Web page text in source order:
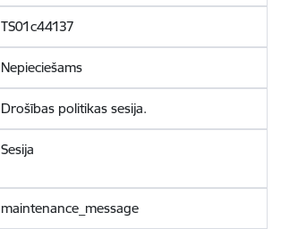
TS01c44137
Nepieciešams
Drošības politikas sesija.
Sesija
maintenance_message